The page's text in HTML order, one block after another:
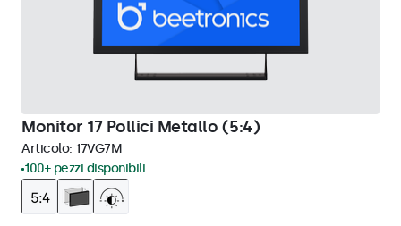
Monitor 17 Pollici Metallo (5:4)
Articolo: 17VG7M
100+ pezzi disponibili